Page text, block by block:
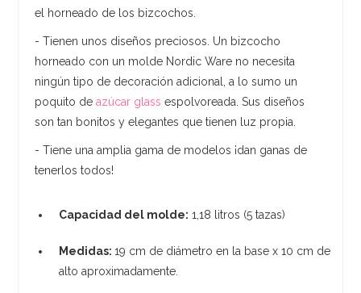
el horneado de los bizcochos.
- Tienen unos diseños preciosos. Un bizcocho
horneado con un molde Nordic Ware no necesita
ningún tipo de decoración adicional, a lo sumo un
poquito deazúcar glass espolvoreada. Sus diseños
son tan bonitos y elegantes que tienen luz propia.
- Tiene una amplia gama de modelos ¡dan ganas de
tenerlos todos!
Capacidad del molde: 1,18 litros (5 tazas)
Medidas:19 cm de diámetro en la base x 10 cm de
alto aproximadamente.